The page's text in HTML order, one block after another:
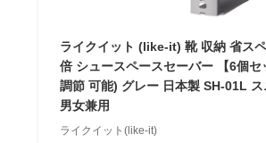
ライクイット (like-it) 靴 収納 省ス
倍 シュースペースセーバー 【6個セ
調節 可能) グレー 日本製 SH-01L
男女兼用
ライクイット(like-it)